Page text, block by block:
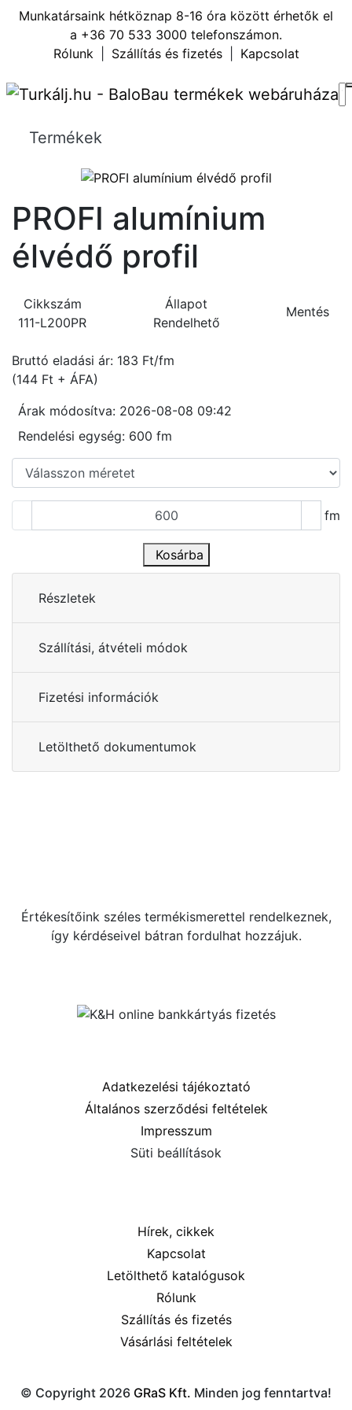
Munkatársaink hétköznap 8-16 óra között érhetők el
a +36 70 533 3000 telefonszámon.
Rólunk
Szállítás és fizetés Kapcsolat
Termékek
PROFI alumínium
élvédő profil
Cikkszám
111-L200PR
Állapot
Rendelhető
Mentés
Bruttó eladási ár: 183 Ft/fm
(144 Ft + ÁFA)
Árak módosítva: 2026-08-08 09:42
Rendelési egység: 600 fm
fm
Kosárba
Részletek
Szállítási, átvételi módok
Fizetési információk
Letölthető dokumentumok
Értékesítőink széles termékismerettel rendelkeznek,
így kérdéseivel bátran fordulhat hozzájuk.
Adatkezelési tájékoztató
Általános szerződési feltételek
Impresszum
Süti beállítások
Hírek, cikkek
Kapcsolat
Letölthető katalógusok
Rólunk
Szállítás és fizetés
Vásárlási feltételek
© Copyright 2026 GRaS Kft. Minden jog fenntartva!